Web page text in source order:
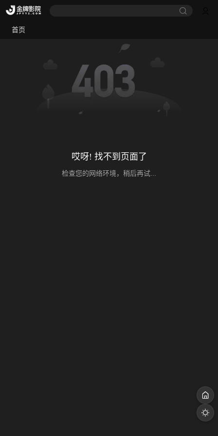
首页
哎呀! 找不到页面了
检查您的网络环境，稍后再试...